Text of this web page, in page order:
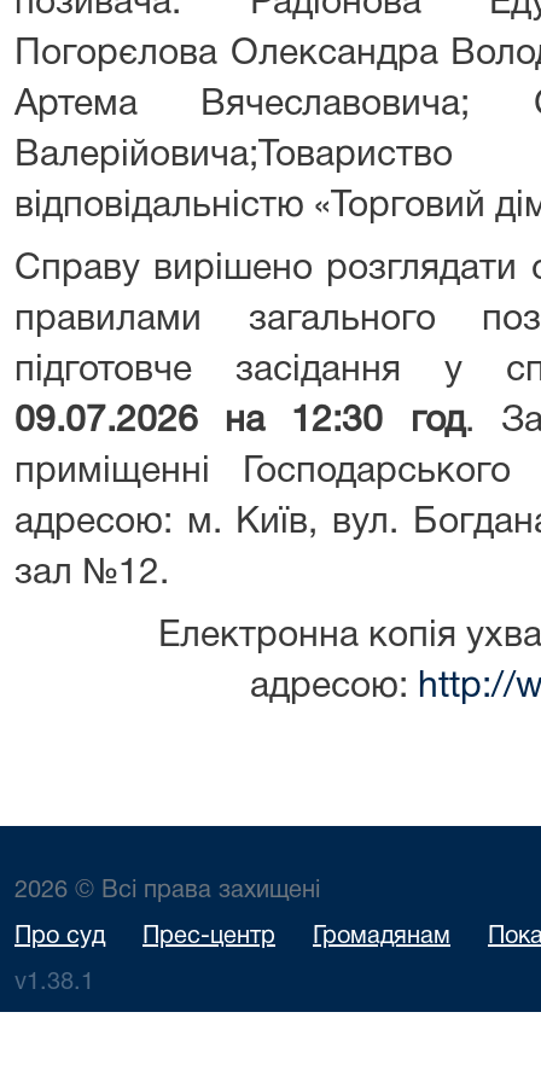
Погорєлова Олександра
Артема Вячеславовича;
відповідальністю «Торговий
Справу вирішено розглядати
правилами загального
підготовче засідання у
09.07.2026 на 12:30 год.
приміщенні
адресою: м. Київ, вул.
зал №12.
Електронна копія
адресою: http://
2026 © Всі права захищені
Про суд Прес-центр Громадянам
v1.38.1